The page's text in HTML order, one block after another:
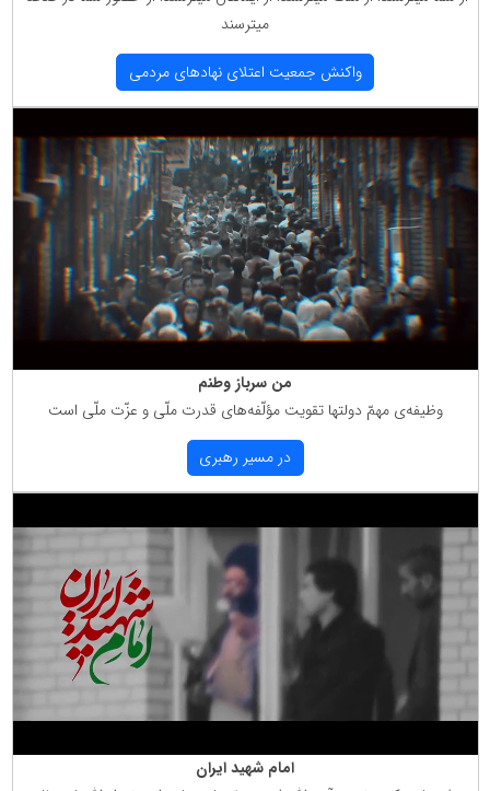
میترسند
واكنش جمعیت اعتلای نهادهای مردمی
من سرباز وطنم
وظیفه‌ی مهمّ دولتها تقویت مؤلّفه‌های قدرت ملّی و عزّت ملّی است
در مسیر رهبری
امام شهید ایران